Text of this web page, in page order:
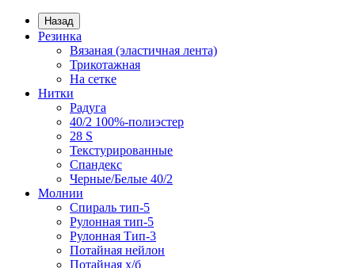
Назад
Резинка
Вязаная (эластичная лента)
Трикотажная
На сетке
Нитки
Радуга
40/2 100%-полиэстер
28 S
Текстурированные
Спандекс
Черные/Белые 40/2
Молнии
Спираль тип-5
Рулонная тип-5
Рулонная Тип-3
Потайная нейлон
Потайная х/б